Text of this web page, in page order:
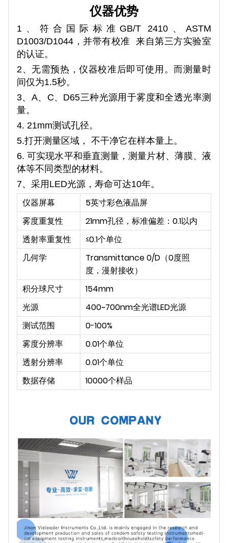
仪器优势
1、符合国际标准GB/T 2410、ASTM
D1003/D1044，并带有校准来自第三方实验室
的认证。
2、无需预热，仪器校准后即可使用。而测量时
间仅为1.5秒。
3、A、C、D65三种光源用于雾度和全透光率测
量。
4. 21mm测试孔径。
5.打开测量区域 ， 不干净它在样本量上。
6.可实现水平和垂直测量，测量片材、薄膜、液
体等不同类型的材料。
7、采用LED光源，寿命可达10年。
仪器屏幕
5英寸彩色液晶屏
雾度重复性
21mm孔径，标准偏差：0.1以内
透射率重复性
≤0.1个单位
几何学
Transmittance 0/D（0度照
度，漫射接收）
积分球尺寸
154mm
光源
400~700nm全光谱LED光源
测试范围
0-100%
雾度分辨率
0.01个单位
透射分辨率
0.01个单位
数据存储
10000个样品